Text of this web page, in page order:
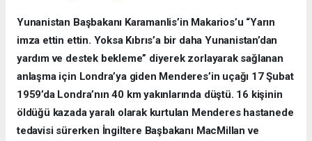
Yunanistan Başbakanı Karamanlis’in Makarios’u “Yarın
imza ettin ettin. Yoksa Kıbrıs’a bir daha Yunanistan’dan
yardım ve destek bekleme” diyerek zorlayarak sağlanan
anlaşma için Londra’ya giden Menderes’in uçağı 17 Şubat
1959’da Londra’nın 40 km yakınlarında düştü. 16 kişinin
öldüğü kazada yaralı olarak kurtulan Menderes hastanede
tedavisi sürerken İngiltere Başbakanı MacMillan ve